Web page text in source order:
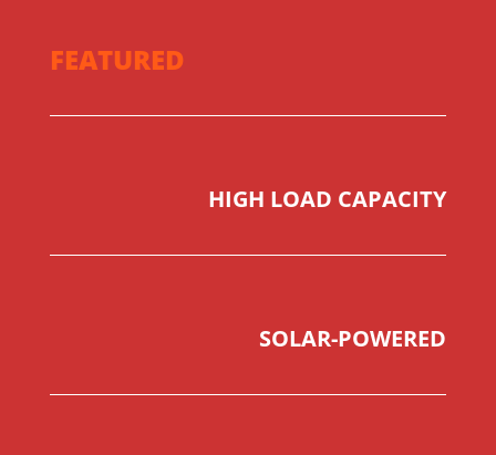
FEATURED
HIGH LOAD CAPACITY
SOLAR-POWERED